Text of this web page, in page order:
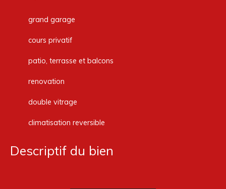
grand garage
cours privatif
patio, terrasse et balcons
renovation
double vitrage
climatisation reversible
Descriptif du bien